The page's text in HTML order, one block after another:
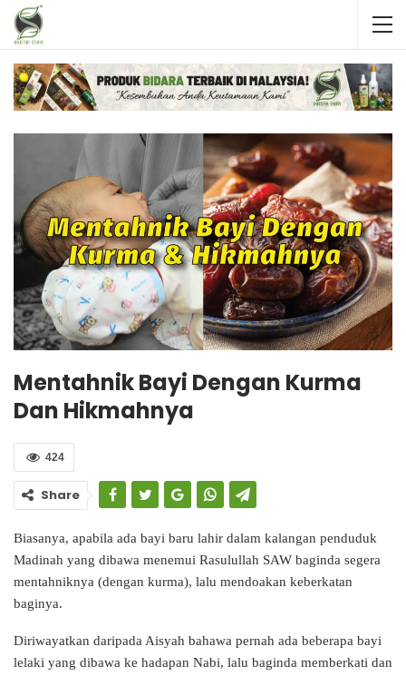
Mentahnik Bayi Dengan Kurma
Dan Hikmahnya
424
Share
Biasanya, apabila ada bayi baru lahir dalam kalangan penduduk
Madinah yang dibawa menemui Rasulullah SAW baginda segera
mentahniknya (dengan kurma), lalu mendoakan keberkatan
baginya.
Diriwayatkan daripada Aisyah bahawa pernah ada beberapa bayi
lelaki yang dibawa ke hadapan Nabi, lalu baginda memberkati dan